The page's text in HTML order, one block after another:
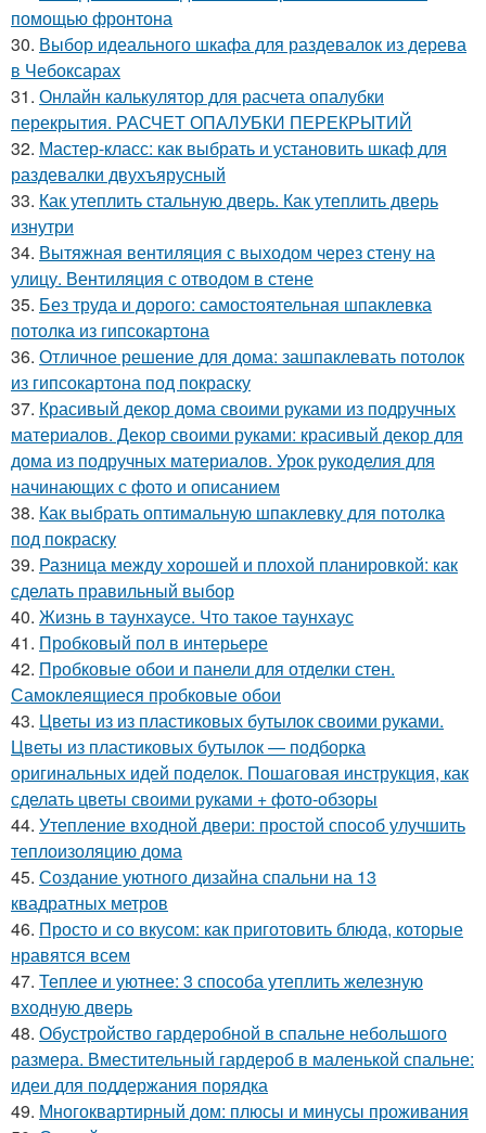
помощью фронтона
30. Выбор идеального шкафа для раздевалок из дерева
в Чебоксарах
31. Онлайн калькулятор для расчета опалубки
перекрытия. РАСЧЕТ ОПАЛУБКИ ПЕРЕКРЫТИЙ
32. Мастер-класс: как выбрать и установить шкаф для
раздевалки двухъярусный
33. Как утеплить стальную дверь. Как утеплить дверь
изнутри
34. Вытяжная вентиляция с выходом через стену на
улицу. Вентиляция с отводом в стене
35. Без труда и дорого: самостоятельная шпаклевка
потолка из гипсокартона
36. Отличное решение для дома: зашпаклевать потолок
из гипсокартона под покраску
37. Красивый декор дома своими руками из подручных
материалов. Декор своими руками: красивый декор для
дома из подручных материалов. Урок рукоделия для
начинающих с фото и описанием
38. Как выбрать оптимальную шпаклевку для потолка
под покраску
39. Разница между хорошей и плохой планировкой: как
сделать правильный выбор
40. Жизнь в таунхаусе. Что такое таунхаус
41. Пробковый пол в интерьере
42. Пробковые обои и панели для отделки стен.
Самоклеящиеся пробковые обои
43. Цветы из из пластиковых бутылок своими руками.
Цветы из пластиковых бутылок — подборка
оригинальных идей поделок. Пошаговая инструкция, как
сделать цветы своими руками + фото-обзоры
44. Утепление входной двери: простой способ улучшить
теплоизоляцию дома
45. Создание уютного дизайна спальни на 13
квадратных метров
46. Просто и со вкусом: как приготовить блюда, которые
нравятся всем
47. Теплее и уютнее: 3 способа утеплить железную
входную дверь
48. Обустройство гардеробной в спальне небольшого
размера. Вместительный гардероб в маленькой спальне:
идеи для поддержания порядка
49. Многоквартирный дом: плюсы и минусы проживания